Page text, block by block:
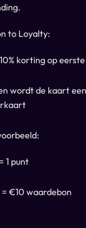
to Loyalty:
korting op
wordt de kaart een
1 punt
€10 waardebon